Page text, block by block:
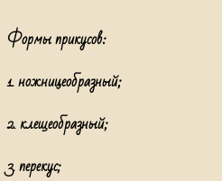
Формы прикусов:
1. ножницеобразный;
2. клещеобразный;
3. перекус;